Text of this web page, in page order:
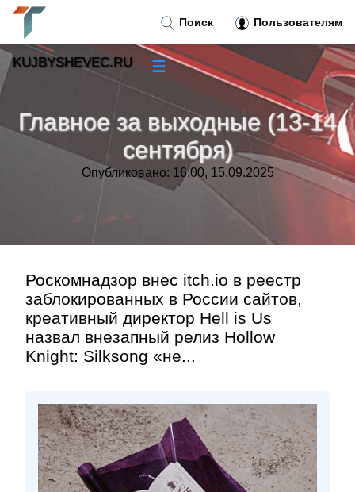
Главное за выходные (13-14
сентября)
Опубликовано: 16:00, 15.09.2025
Роскомнадзор внес itch.io в реестр
заблокированных в России сайтов,
креативный директор Hell is Us
назвал внезапный релиз Hollow
Knight: Silksong «не...
Поиск Пользователям
KUJBYSHEVEC.RU ☰
»
Тренды новостей»
»
Контакт»